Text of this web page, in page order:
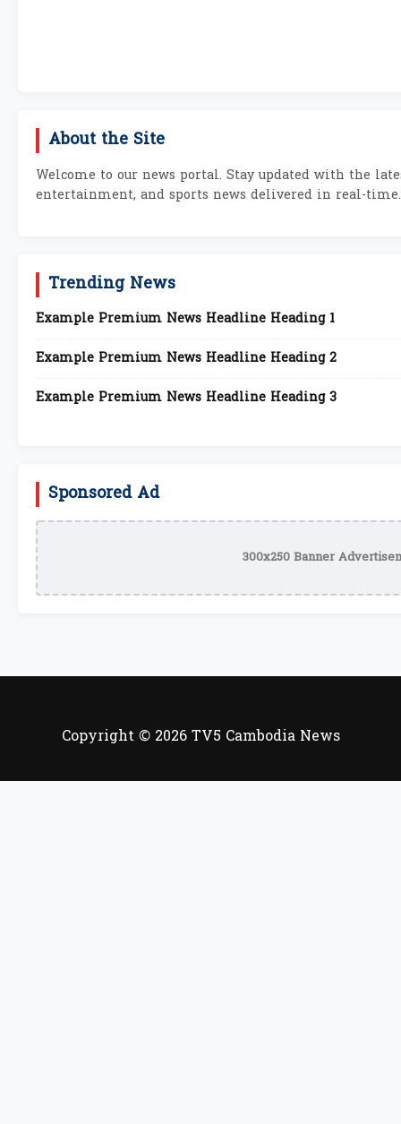
About the Site
Welcome to our news portal. Stay updated with the
entertainment, and sports news delivered in real-time.
Trending News
Example Premium News Headline Heading 1
Example Premium News Headline Heading 2
Example Premium News Headline Heading 3
Sponsored Ad
300x250 Banner
Copyright © 2026 TV5 Cambodia News